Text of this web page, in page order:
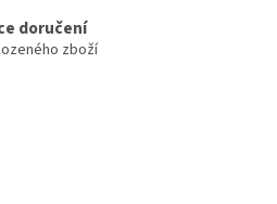
doručení
zboží